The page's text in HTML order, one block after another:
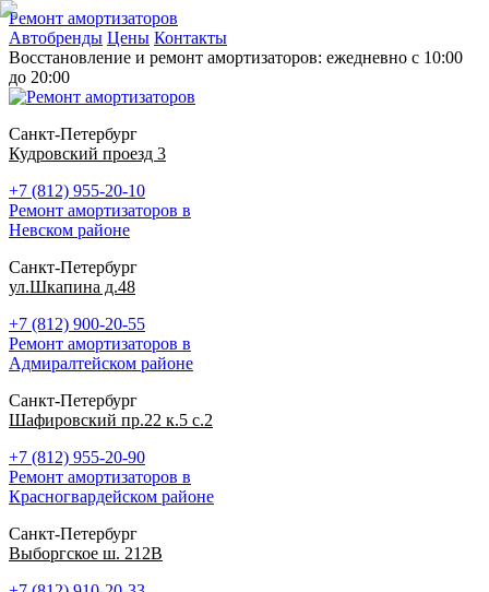
Ремонт амортизаторов
Автобренды Цены Контакты
Восстановление и ремонт амортизаторов: ежедневно с 10:00
до 20:00
Санкт-Петербург
Кудровский проезд 3
+7 (812) 955-20-10
Ремонт амортизаторов в
Невском районе
Санкт-Петербург
ул.Шкапина д.48
+7 (812) 900-20-55
Ремонт амортизаторов в
Адмиралтейском районе
Санкт-Петербург
Шафировский пр.22 к.5 с.2
+7 (812) 955-20-90
Ремонт амортизаторов в
Красногвардейском районе
Санкт-Петербург
Выборгское ш. 212В